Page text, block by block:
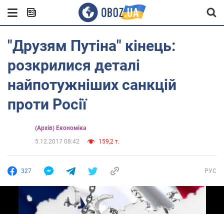
"Друзям Путіна" кінець:
розкрилися деталі
найпотужніших санкцій
проти Росії
(Архів) Економіка
5.12.2017 08:42
159,2 т.
327 РУС